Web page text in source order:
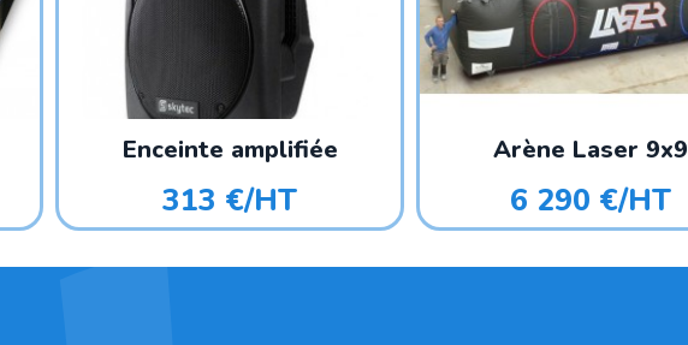
Enceinte amplifiée
313 €/HT
Arène Laser 9x9
6 290 €/HT